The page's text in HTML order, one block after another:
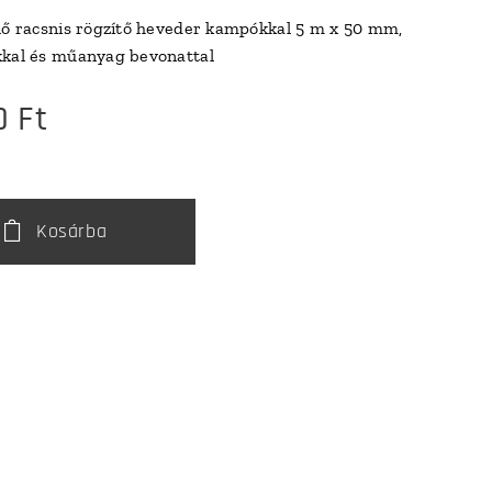
racsnis rögzítő heveder kampókkal 5 m x 50 mm,
és műanyag bevonattal
Ft
Kosárba